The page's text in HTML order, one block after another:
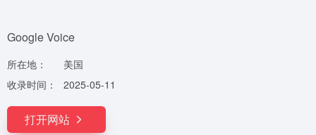
Google Voice
所在地：
美国
收录时间：
2025-05-11
打开网站